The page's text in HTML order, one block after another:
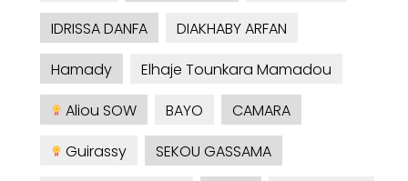
IDRISSA DANFA
DIAKHABY ARFAN
Hamady
Elhaje Tounkara Mamadou
Aliou SOW
BAYO
CAMARA
Guirassy
SEKOU GASSAMA